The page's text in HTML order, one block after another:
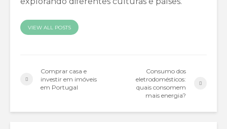
VIEW ALL POSTS
Comprar casa e
investir em imóveis
em Portugal
Consumo dos
eletrodomésticos:
quais consomem
mais energia?